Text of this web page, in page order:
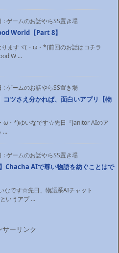
:ゲームのお話やらSS置き場
World【Part 8】
ますヾ(・ω・*)前回のお話はコチラ
W ...
:ゲームのお話やらSS置き場
コツさえ分かれば、面白いアプリ【物
ω・*)ゆいなです☆先日『Janitor AIのア
...
:ゲームのお話やらSS置き場
Chacha AIで尊い物語を紡ぐことはで
なです☆先日、物語系AIチャット
いうアプ ...
サーリンク